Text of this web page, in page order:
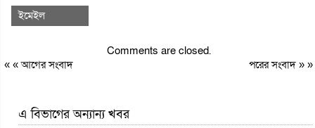
ইমেইল
Comments are closed.
« «আগের সংবাদ পরের সংবাদ» »
এ বিভাগের অন্যান্য খবর